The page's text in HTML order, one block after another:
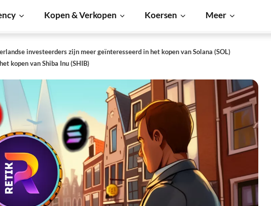
Kopen & Verkopen Koersen Meer
investeerders zijn meer geïnteresseerd in het kopen van Solana (SOL)
kopen van Shiba Inu (SHIB)